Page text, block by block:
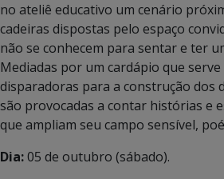
no ateliê educativo um cenário
cadeiras dispostas pelo espaço
não se conhecem para sentar e ter
Mediadas por um cardápio que
disparadoras para a construção dos
são provocadas a contar histórias e
que ampliam seu campo sensível,
Dia:05 de outubro (sábado).